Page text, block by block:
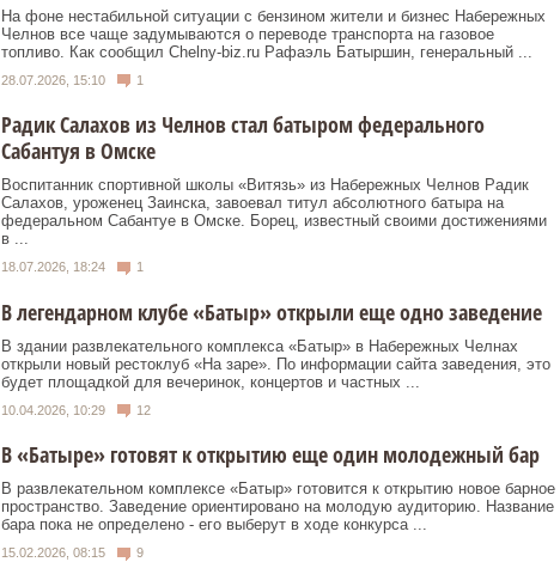
На фоне нестабильной ситуации с бензином жители и бизнес Набережных
Челнов все чаще задумываются о переводе транспорта на газовое
топливо. Как сообщил Сhelny-biz.ru Рафаэль Батыршин, генеральный ...
28.07.2026, 15:10 1
Радик Салахов из Челнов стал батыром федерального
Сабантуя в Омске
Воспитанник спортивной школы «Витязь» из Набережных Челнов Радик
Салахов, уроженец Заинска, завоевал титул абсолютного батыра на
федеральном Сабантуе в Омске. Борец, известный своими достижениями
в ...
18.07.2026, 18:24 1
В легендарном клубе «Батыр» открыли еще одно заведение
В здании развлекательного комплекса «Батыр» в Набережных Челнах
открыли новый рестоклуб «На заре». По информации сайта заведения, это
будет площадкой для вечеринок, концертов и частных ...
10.04.2026, 10:29 12
В «Батыре» готовят к открытию еще один молодежный бар
В развлекательном комплексе «Батыр» готовится к открытию новое барное
пространство. Заведение ориентировано на молодую аудиторию. Название
бара пока не определено - его выберут в ходе конкурса ...
15.02.2026, 08:15 9